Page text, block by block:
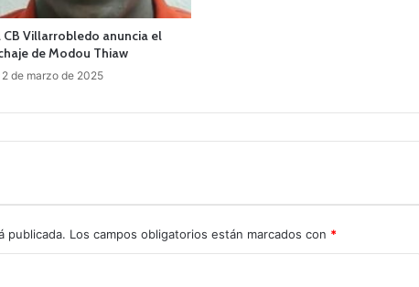
CB Villarrobledo anuncia el
de Modou Thiaw
2 de marzo de 2025
publicada. Los campos obligatorios están marcados con *